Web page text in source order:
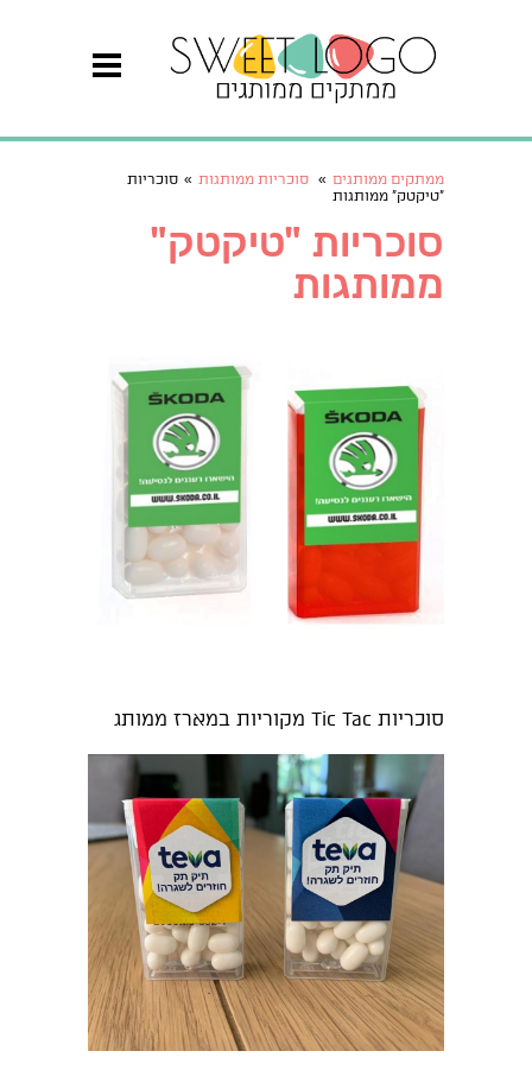
ממתקים ממותגים » סוכריות ממותגות » סוכריות
"טיקטק" ממותגות
סוכריות "טיקטק"
ממותגות
סוכריות Tic Tac מקוריות במארז ממותג